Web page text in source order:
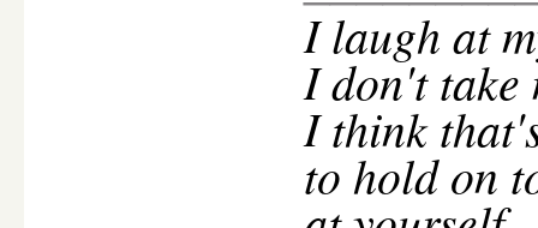
Ilaugh at
I don't take
I think
to hold on